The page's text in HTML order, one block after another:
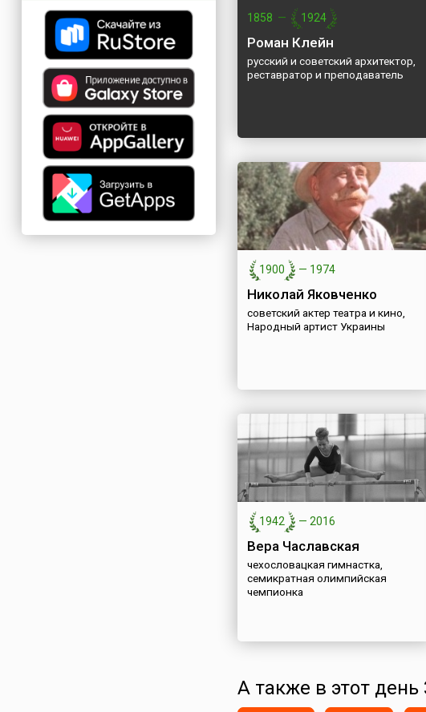
1858 — 1924
Роман Клейн
русский и советский архитектор,
реставратор и преподаватель
1900 — 1974
Николай Яковченко
советский актер театра и кино,
Народный артист Украины
1942 — 2016
Вера Чаславская
чехословацкая гимнастка,
семикратная олимпийская
чемпионка
А также в этот день